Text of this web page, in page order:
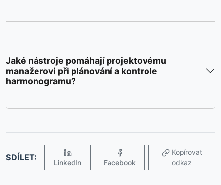
Jaké nástroje pomáhají projektovému
manažerovi při plánování a kontrole
harmonogramu?
SDÍLET:
LinkedIn Facebook
Kopírovat
odkaz